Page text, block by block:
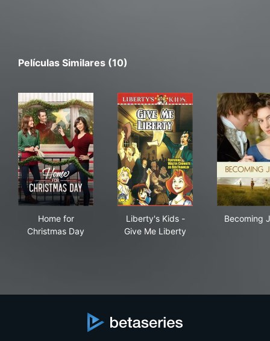
Películas Similares (10)
Home for
Christmas Day
Liberty's Kids -
Give Me Liberty
Becoming